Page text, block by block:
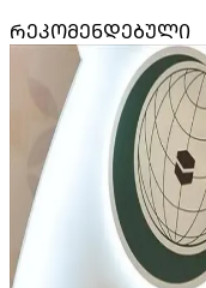
ᲠᲔᲙᲝᲛᲔᲜᲓᲔᲑᲣᲚᲘ